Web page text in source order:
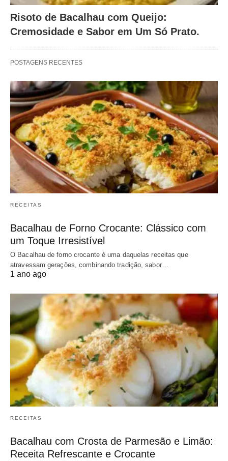
Risoto de Bacalhau com Queijo:
Cremosidade e Sabor em Um Só Prato.
POSTAGENS RECENTES
RECEITAS
Bacalhau de Forno Crocante: Clássico com
um Toque Irresistível
O Bacalhau de forno crocante é uma daquelas receitas que
atravessam gerações, combinando tradição, sabor…
1 ano ago
RECEITAS
Bacalhau com Crosta de Parmesão e Limão:
Receita Refrescante e Crocante